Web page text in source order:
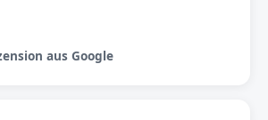
aus Google